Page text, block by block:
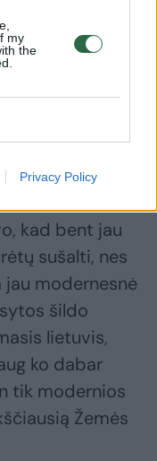
my
the
Privacy Policy
kad bent jau
sušalti, nes
modernesnė
šildo
lietuvis,
ko dabar
tik modernios
Žemės